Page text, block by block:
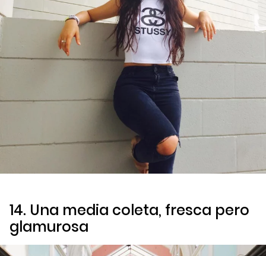
14. Una media coleta, fresca pero
glamurosa